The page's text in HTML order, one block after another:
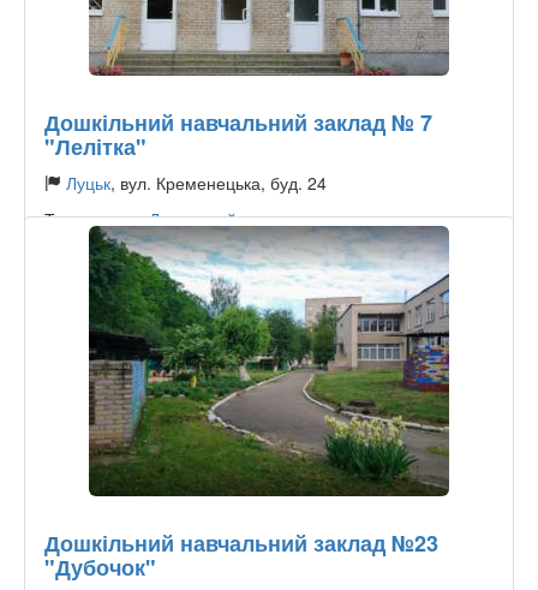
Дошкільний навчальний заклад № 7
"Лелітка"
Луцьк, вул. Кременецька, буд. 24
Тип садочку:Державний
Дошкільний навчальний заклад №23
"Дубочок"